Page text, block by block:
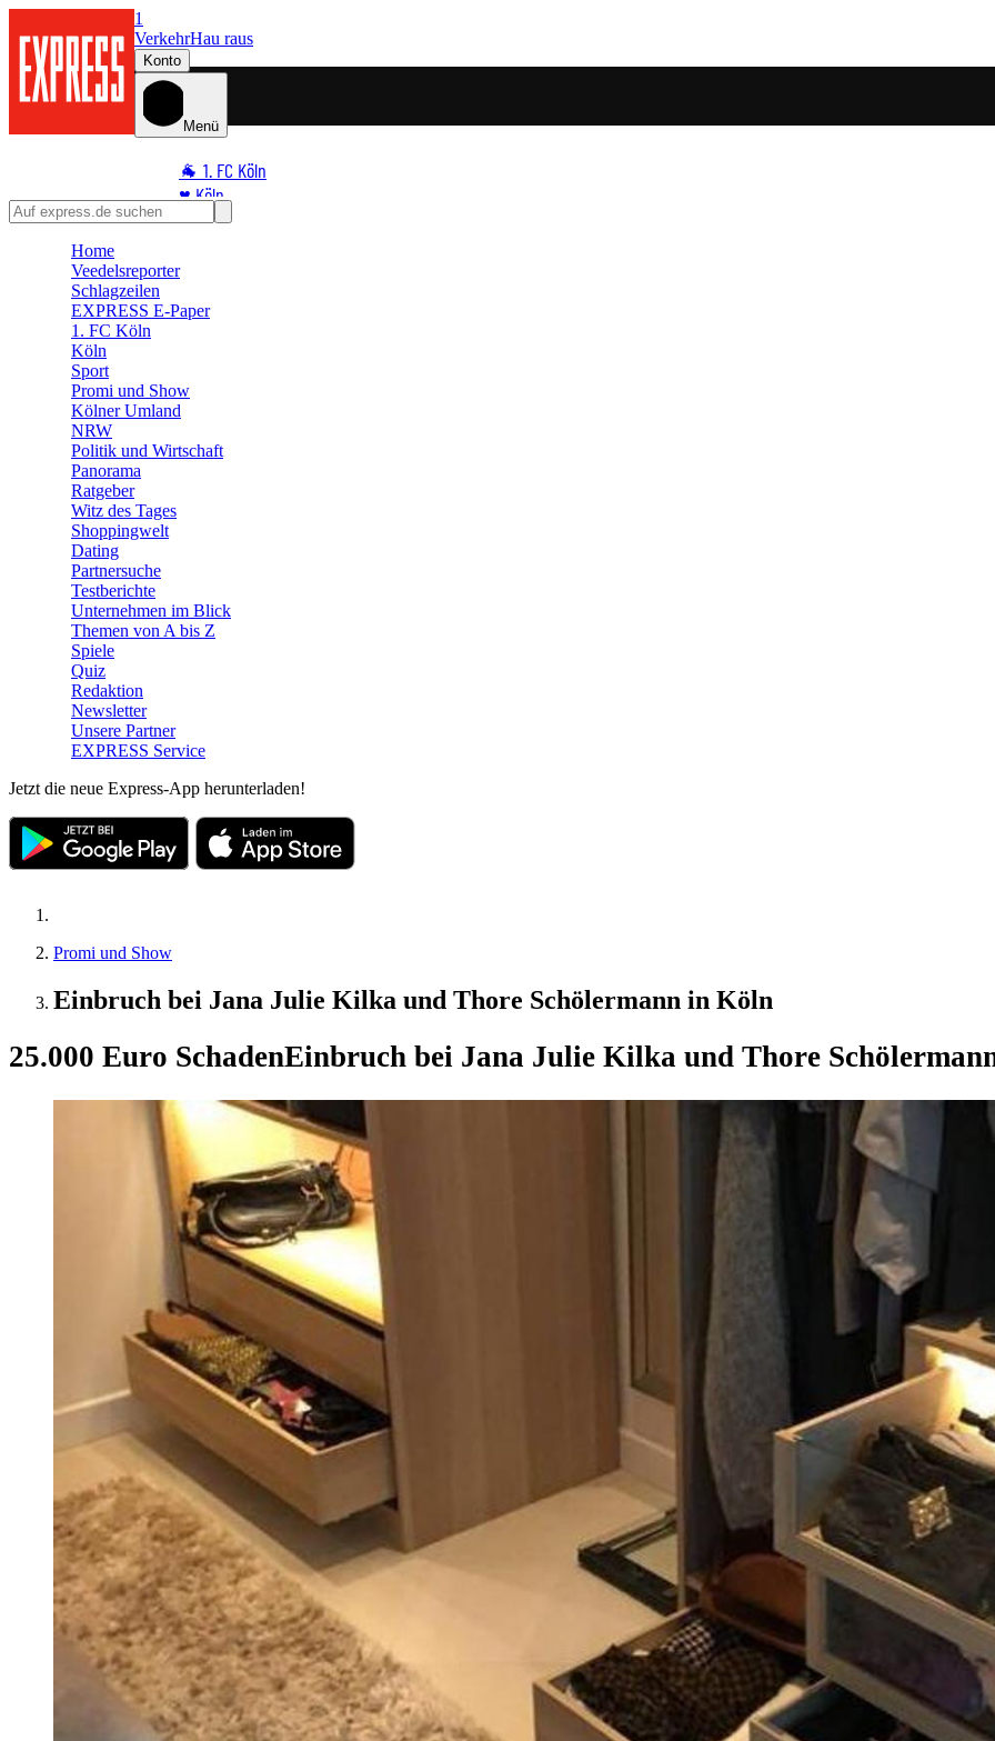
1
VerkehrHau raus
Konto
Menü
🐐 1. FC Köln
♥️ Köln
⭐ Promi
🛒 Shoppingwelt
🧩 Spiele
Home
Veedelsreporter
Schlagzeilen
EXPRESS E-Paper
1. FC Köln
Köln
Sport
Promi und Show
Kölner Umland
NRW
Politik und Wirtschaft
Panorama
Ratgeber
Witz des Tages
Shoppingwelt
Dating
Partnersuche
Testberichte
Unternehmen im Blick
Themen von A bis Z
Spiele
Quiz
Redaktion
Newsletter
Unsere Partner
EXPRESS Service
Jetzt die neue Express-App herunterladen!
Promi und Show
Einbruch bei Jana Julie Kilka und Thore Schölermann in Köln
25.000 Euro SchadenEinbruch bei Jana Julie Kilka und Thore